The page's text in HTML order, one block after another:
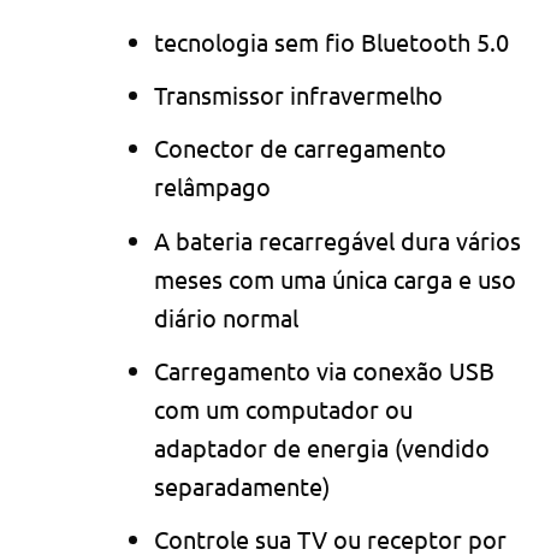
tecnologia sem fio Bluetooth 5.0
Transmissor infravermelho
Conector de carregamento
relâmpago
A bateria recarregável dura vários
meses com uma única carga e uso
diário normal
Carregamento via conexão USB
com um computador ou
adaptador de energia (vendido
separadamente)
Controle sua TV ou receptor por